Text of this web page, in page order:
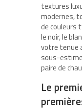
textures
modernes,
de couleurs
le noir, le
votre tenue
sous-
paire de
Le